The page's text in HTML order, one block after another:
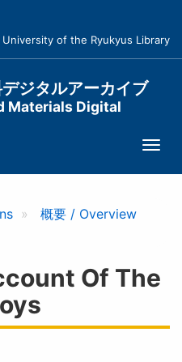
University of the Ryukyus Library
ジタルアーカイブ
Materials Digital
概要 / Overview
Of The